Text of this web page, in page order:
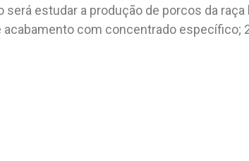
estudar a produção de porcos da
com concentrado específico;